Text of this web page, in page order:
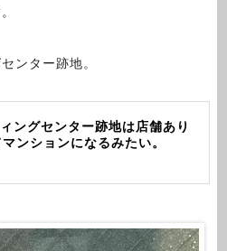
ンター跡地。
ングセンター跡地は店舗あり
ンションになるみたい。